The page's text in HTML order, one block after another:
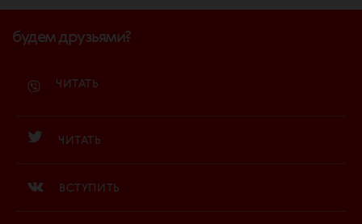
будем друзьями?
ЧИТАТЬ
ЧИТАТЬ
ВСТУПИТЬ